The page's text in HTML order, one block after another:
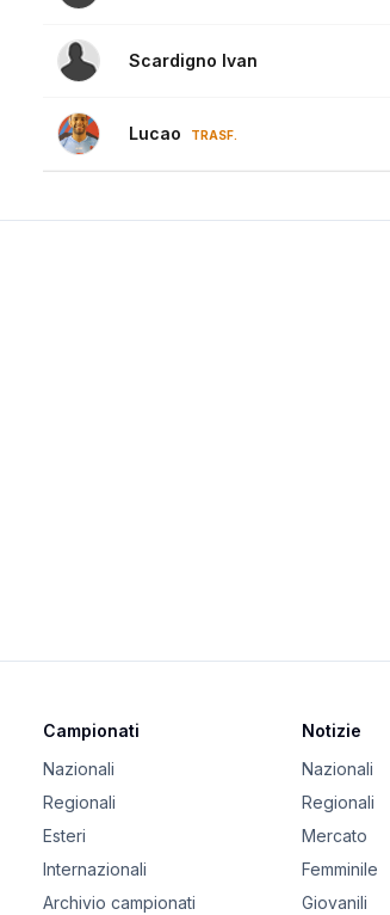
Scardigno Ivan
Lucao TRASF.
Campionati
Nazionali
Regionali
Esteri
Internazionali
Archivio campionati
Notizie
Nazionali
Regionali
Mercato
Femminile
Giovanili